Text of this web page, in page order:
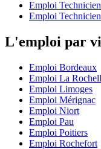
Emploi
Emploi
L'emploi par
Emploi Bordeaux
Emploi La
Emploi Limoges
Emploi Mérignac
Emploi Niort
Emploi Pau
Emploi Poitiers
Emploi Rochefort